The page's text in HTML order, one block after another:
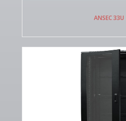
ANSEC 33U